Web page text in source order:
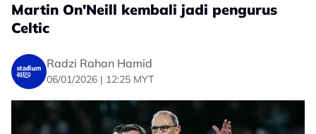
Martin On'Neill kembali jadi pengurus
Celtic
Radzi Rahan Hamid
06/01/2026 | 12:25 MYT